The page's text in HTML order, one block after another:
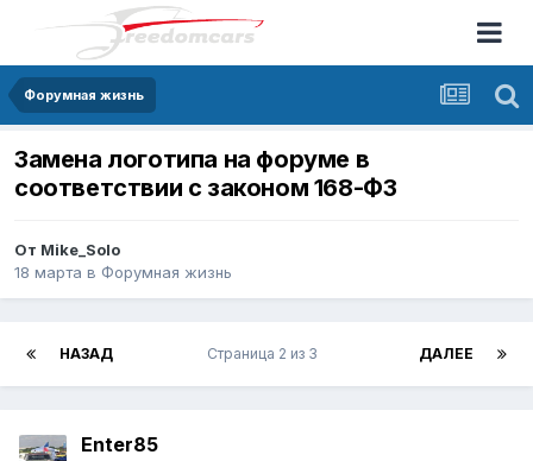
Форумная жизнь
Замена логотипа на форуме в
соответствии с законом 168-ФЗ
От Mike_Solo
18 марта в Форумная жизнь
НАЗАД ДАЛЕЕ
Страница 2 из 3
Enter85